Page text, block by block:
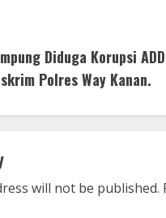
Diduga Korupsi
Polres Way Kanan.
will not be published.